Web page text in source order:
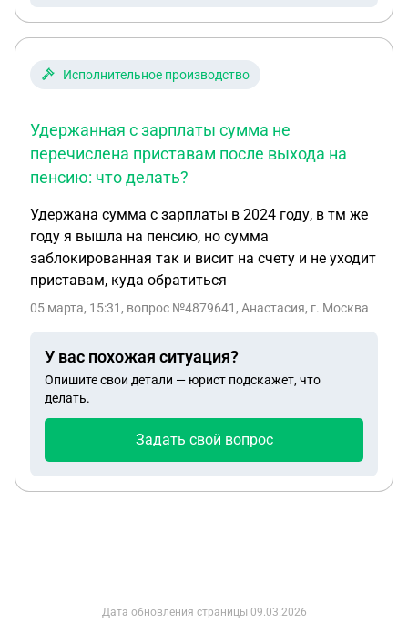
Исполнительное производство
Удержанная с зарплаты сумма не
перечислена приставам после выхода на
пенсию: что делать?
Удержана сумма с зарплаты в 2024 году, в тм же
году я вышла на пенсию, но сумма
заблокированная так и висит на счету и не уходит
приставам, куда обратиться
05 марта, 15:31 , вопрос №4879641, Анастасия, г. Москва
У вас похожая ситуация?
Опишите свои детали — юрист подскажет, что
делать.
Задать свой вопрос
Дата обновления страницы 09.03.2026